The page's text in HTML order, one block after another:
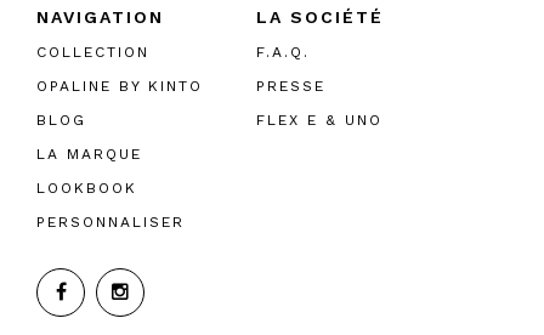
NAVIGATION
COLLECTION
OPALINE BY KINTO
BLOG
LA MARQUE
LOOKBOOK
PERSONNALISER
LA SOCIÉTÉ
F.A.Q.
PRESSE
FLEX E & UNO